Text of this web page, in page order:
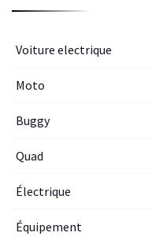
Voiture electrique
Moto
Buggy
Quad
Électrique
Équipement